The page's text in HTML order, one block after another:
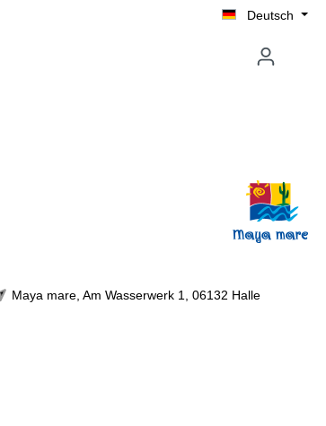
Deutsch
Maya mare, Am Wasserwerk 1, 06132 Halle